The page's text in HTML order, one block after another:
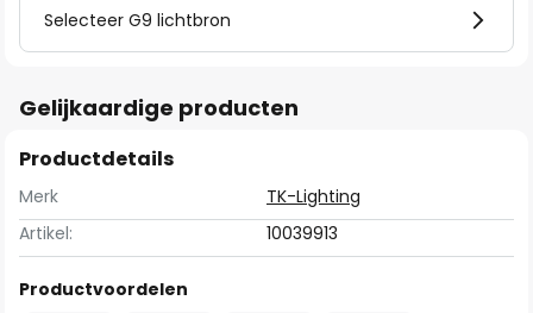
Selecteer G9 lichtbron
Gelijkaardige producten
Productdetails
Merk
TK-Lighting
Artikel:
10039913
Productvoordelen